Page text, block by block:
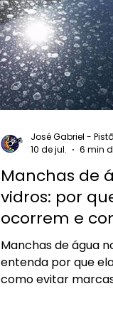
Manchas de
vidros: por
ocorrem e
Manchas de água
entenda por que
como evitar
José Gabriel -
10 de jul.
6 min